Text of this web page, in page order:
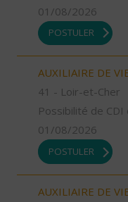
01/08/2026
POSTULER
AUXILIAIRE DE
41 - Loir-et-Cher
Possibilité de CDI
01/08/2026
POSTULER
AUXILIAIRE DE